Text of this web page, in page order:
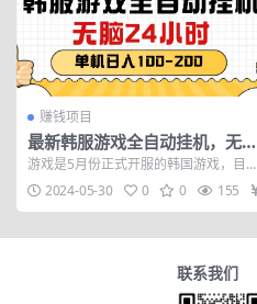
赚钱项目
最新韩服游戏全自动挂机，无脑
24小时，单机日入100-200
游戏是5月份正式开服的韩国游戏，目前
正是吃肉的时候，只需全自动挂机搬砖
脚本一键2...
2024-05-30 0 0 155
联系我们